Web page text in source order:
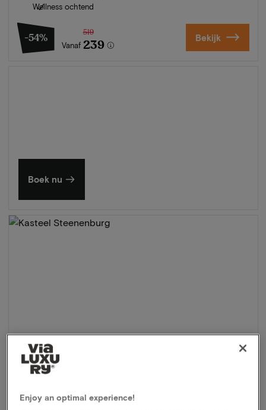
Wellness ochtend
-54%
Vanaf
519
239 Bekijk
Boek nu
Kasteel Steenenburg★★★★
Enjoy an optimal experience!